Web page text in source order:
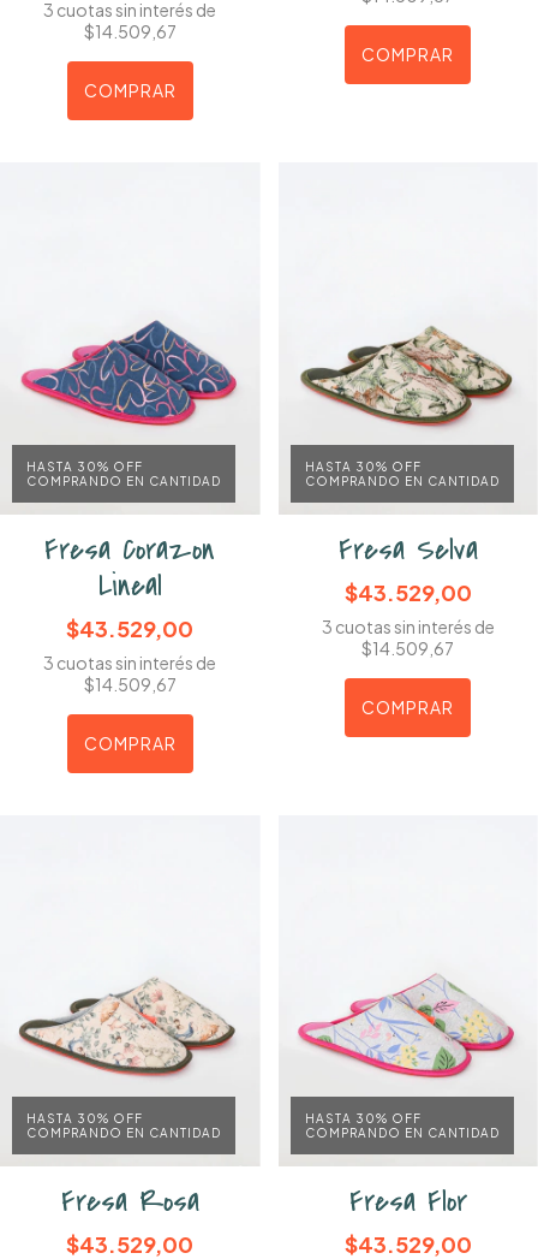
3 cuotas sin interés de
$14.509,67
COMPRAR
COMPRAR
HASTA 30% OFF
COMPRANDO EN CANTIDAD
Fresa Corazon
Lineal
$43.529,00
3 cuotas sin interés de
$14.509,67
COMPRAR
HASTA 30% OFF
COMPRANDO EN CANTIDAD
Fresa Selva
$43.529,00
3 cuotas sin interés de
$14.509,67
COMPRAR
HASTA 30% OFF
COMPRANDO EN CANTIDAD
Fresa Rosa
$43.529,00
HASTA 30% OFF
COMPRANDO EN CANTIDAD
Fresa Flor
$43.529,00